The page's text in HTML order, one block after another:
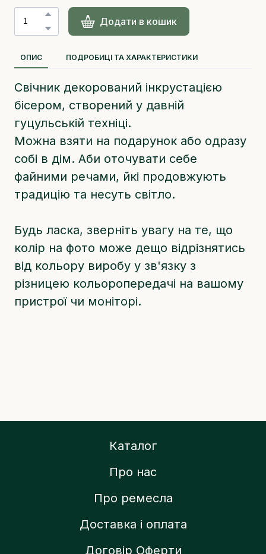
Додати в кошик
ОПИС ПОДРОБИЦІ ТА ХАРАКТЕРИСТИКИ
Свічник декорований інкрустацією
бісером, створений у давній
гуцульській техніці.
Можна взяти на подарунок або одразу
собі в дім. Аби оточувати себе
файними речами, йкі продовжують
традицію та несуть світло.
Будь ласка, зверніть увагу на те, що
колір на фото може дещо відрізнятись
від кольору виробу у зв'язку з
різницею кольоропередачі на вашому
пристрої чи моніторі.
Каталог
Про нас
Про ремесла
Доставка і оплата
Договір Оферти